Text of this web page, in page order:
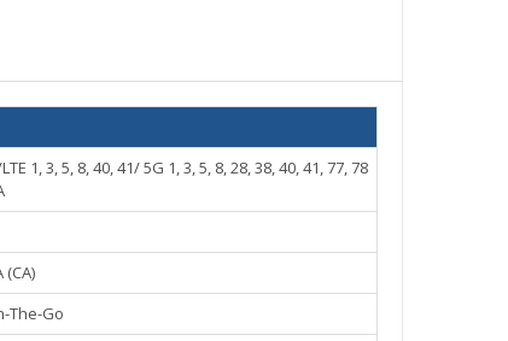
1, 3, 5, 8, 40, 41/ 5G 1, 3, 5, 8, 28, 38, 40, 41, 77, 78
(CA)
The-Go